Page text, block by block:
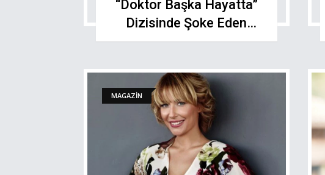
“Doktor Başka Hayatta”
Dizisinde Şoke Eden
Gelişme: Diziyi Bıraktı
MAGAZİN